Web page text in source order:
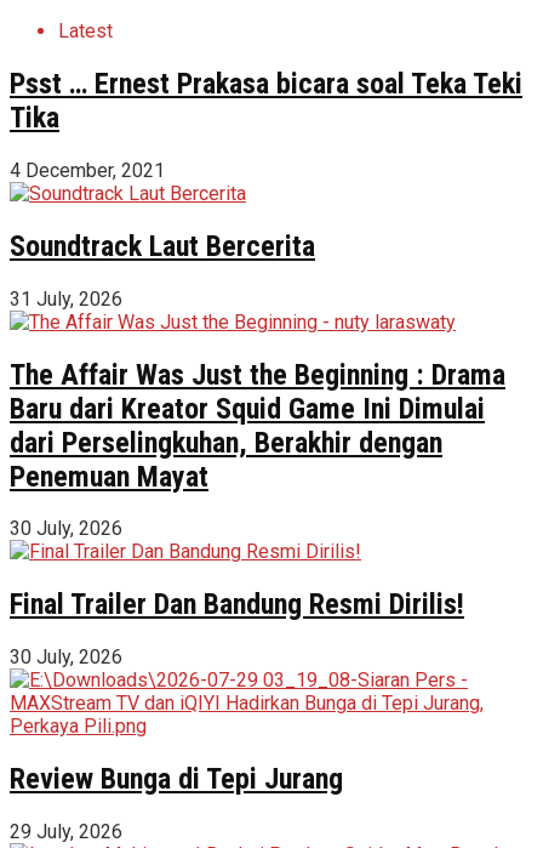
Latest
Psst … Ernest Prakasa bicara soal Teka Teki
Tika
4 December, 2021
Soundtrack Laut Bercerita
31 July, 2026
The Affair Was Just the Beginning : Drama
Baru dari Kreator Squid Game Ini Dimulai
dari Perselingkuhan, Berakhir dengan
Penemuan Mayat
30 July, 2026
Final Trailer Dan Bandung Resmi Dirilis!
30 July, 2026
Review Bunga di Tepi Jurang
29 July, 2026